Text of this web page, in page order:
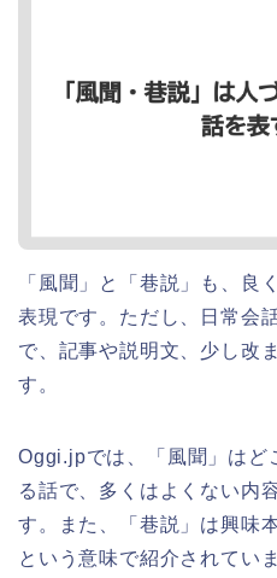
「風聞」と「巷説」も、良
表現です。ただし、日常会
で、記事や説明文、少し改
す。
Oggi.jpでは、「風聞」はど
る話で、多くはよくない内
す。また、「巷説」は興味
という意味で紹介されてい